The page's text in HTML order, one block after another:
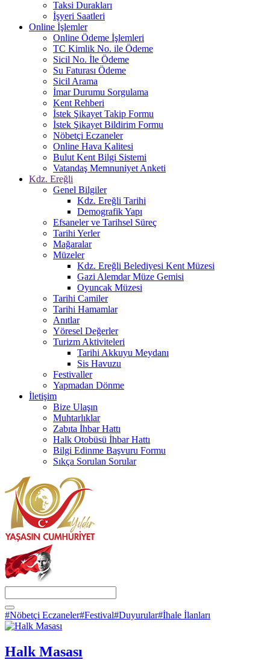
Taksi Durakları
İşyeri Saatleri
Online İşlemler
Online Ödeme İşlemleri
TC Kimlik No. ile Ödeme
Sicil No. İle Ödeme
Su Faturası Ödeme
Sicil Arama
İmar Durumu Sorgulama
Kent Rehberi
İstek Şikayet Takip Formu
İstek Şikayet Bildirim Formu
Nöbetçi Eczaneler
Online Hava Kalitesi
Bulut Kent Bilgi Sistemi
Vatandaş Memnuniyet Anketi
Kdz. Ereğli
Genel Bilgiler
Kdz. Ereğli Tarihi
Demografik Yapı
Efsaneler ve Tarihsel Süreç
Tarihi Yerler
Mağaralar
Müzeler
Kdz. Ereğli Belediyesi Kent Müzesi
Gazi Alemdar Müze Gemisi
Oyuncak Müzesi
Tarihi Camiler
Tarihi Hamamlar
Anıtlar
Yöresel Değerler
Turizm Aktiviteleri
Tarihi Akkuyu Meydanı
Sis Havuzu
Festivaller
Yapmadan Dönme
İletişim
Bize Ulaşın
Muhtarlıklar
Zabıta İhbar Hattı
Halk Otobüsü İhbar Hattı
Bilgi Edinme Başvuru Formu
Sıkça Sorulan Sorular
#Nöbetçi Eczaneler#Festival#Duyurular#İhale İlanları
Halk Masası